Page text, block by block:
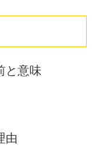
と意味
由